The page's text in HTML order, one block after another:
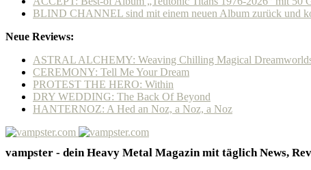
BLIND CHANNEL sind mit einem neuen Album zurück und
Neue Reviews:
ASTRAL ALCHEMY: Weaving Chilling Magical
CEREMONY: Tell Me Your Dream
PROTEST THE HERO: Within
DRY WEDDING: The Back Of Beyond
HANTERNOZ: A Hed an Noz, a Noz, a Noz
vampster - dein Heavy Metal Magazin mit täglich News,